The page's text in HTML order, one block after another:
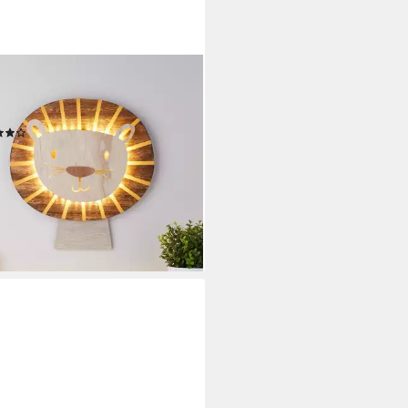
LED fest integriert
(2)
€ UVP49,99 €
- in 3-4 Werktagen bei dir